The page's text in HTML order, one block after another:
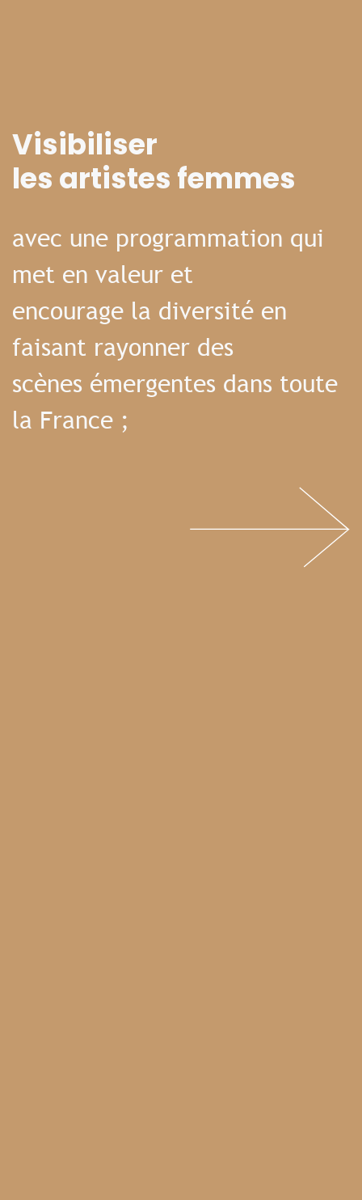
Visibiliser
les artistes femmes
avec une programmation qui
met en valeur et
encourage la diversité en
faisant rayonner des
scènes émergentes dans toute
la France ;